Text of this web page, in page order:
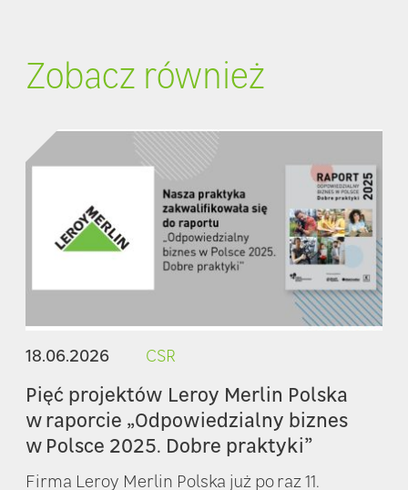
Zobacz również
18.06.2026 CSR
Pięć projektów Leroy Merlin Polska
w raporcie „Odpowiedzialny biznes
w Polsce 2025. Dobre praktyki”
Firma Leroy Merlin Polska już po raz 11.